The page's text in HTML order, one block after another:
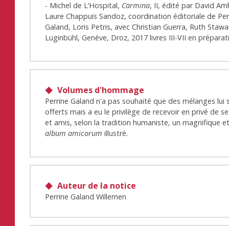
- Michel de L’Hospital, Carmina, II, édité par David
Laure Chappuis Sandoz, coordination éditoriale de
Galand, Loris Petris, avec Christian Guerra, Ruth
Luginbühl, Genève, Droz, 2017 livres III-VII en
Volumes d'hommage
Perrine Galand n'a pas souhaité que des mélanges lui
offerts mais a eu le privilège de recevoir en privé de
et amis, selon la tradition humaniste, un magnifique
album amicorum illustré.
Auteur de la notice
Perrine Galand Willemen